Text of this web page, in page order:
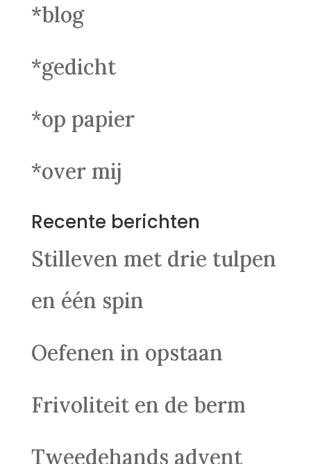
*blog
*gedicht
*op papier
*over mij
Recente berichten
Stilleven met drie tulpen
en één spin
Oefenen in opstaan
Frivoliteit en de berm
Tweedehands advent